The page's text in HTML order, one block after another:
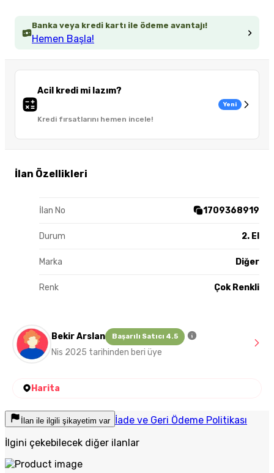
Banka veya kredi kartı ile ödeme avantajı!
Hemen Başla!
Acil kredi mi lazım?
Kredi fırsatlarını hemen incele!
Yeni
İlan Özellikleri
İlan No 1709368919
Durum 2. El
Marka Diğer
Renk Çok Renkli
Bekir Arslan Başarılı Satıcı 4.5
Nis 2025 tarihinden beri üye
Harita
İlan ile ilgili şikayetim var İade ve Geri Ödeme Politikası
İlgini çekebilecek diğer ilanlar